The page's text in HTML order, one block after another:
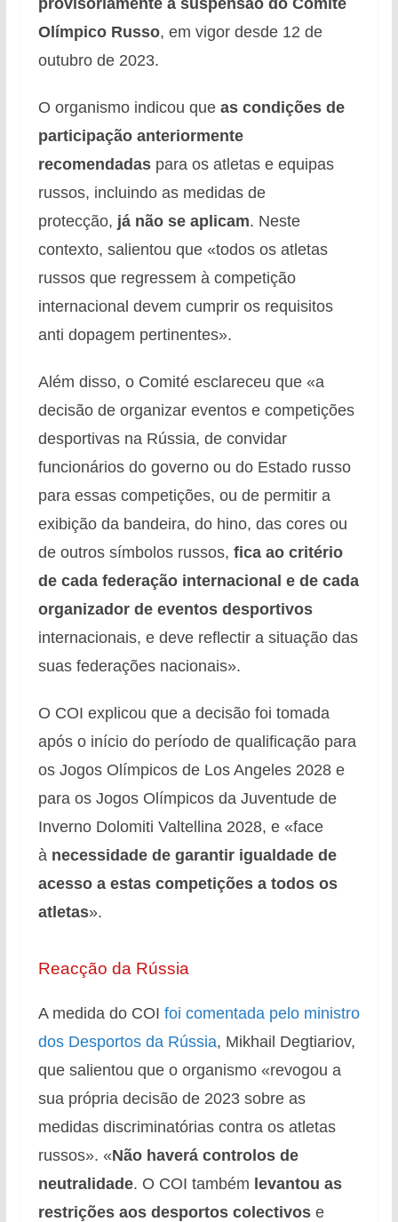
Olímpico Russo, em vigor desde 12 de
outubro de 2023.
O organismo indicou que as condições de
participação anteriormente
recomendadaspara os atletas e equipas
russos, incluindo as medidas de
protecção, já não se aplicam. Neste
contexto, salientou que «todos os atletas
russos que regressem à competição
internacional devem cumprir os requisitos
anti dopagem pertinentes».
Além disso, o Comité esclareceu que «a
decisão de organizar eventos e competições
desportivas na Rússia, de convidar
funcionários do governo ou do Estado russo
para essas competições, ou de permitir a
exibição da bandeira, do hino, das cores ou
de outros símbolos russos, fica ao critério
de cada federação internacional e de cada
organizador de eventos desportivos
internacionais, e deve reflectir a situação das
suas federações nacionais».
O COI explicou que a decisão foi tomada
após o início do período de qualificação para
os Jogos Olímpicos de Los Angeles 2028 e
para os Jogos Olímpicos da Juventude de
Inverno Dolomiti Valtellina 2028, e «face
à necessidade de garantir igualdade de
acesso a estas competições a todos os
atletas».
Reacção da Rússia
A medida do COI foi comentada pelo ministro
dos Desportos da Rússia, Mikhail Degtiariov,
que salientou que o organismo «revogou a
sua própria decisão de 2023 sobre as
medidas discriminatórias contra os atletas
russos». «Não haverá controlos de
neutralidade. O COI também levantou as
restrições aos desportos colectivose